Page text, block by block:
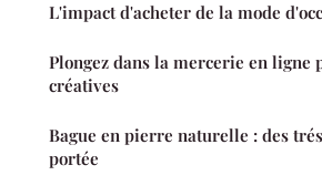
L'impact d'acheter de la mode
Plongez dans la mercerie en ligne
créatives
Bague en pierre naturelle : des
portée